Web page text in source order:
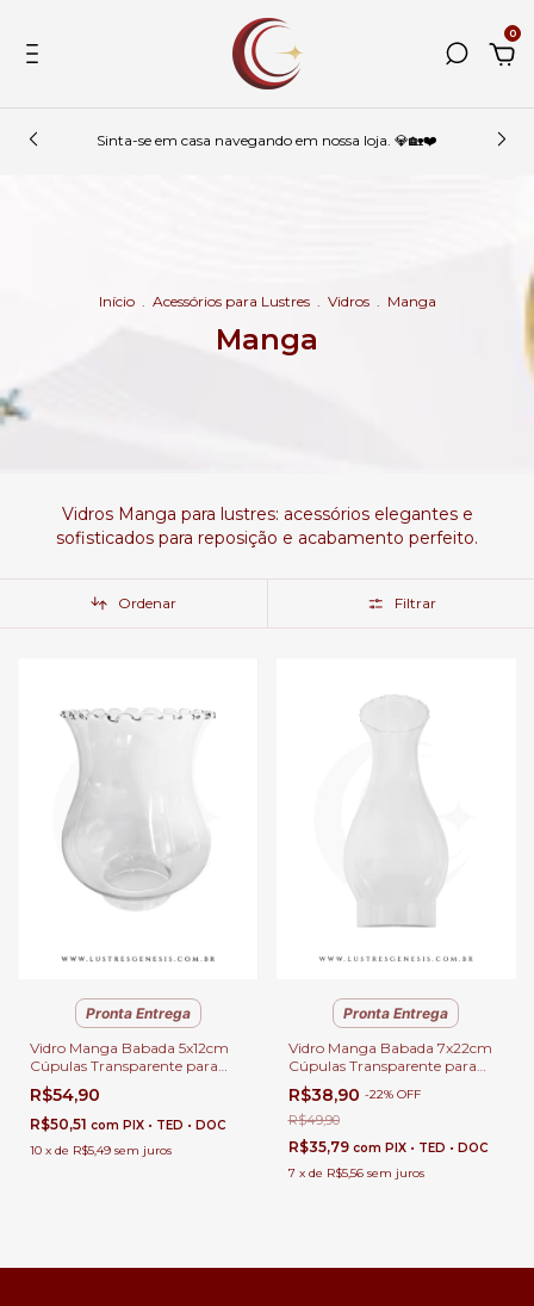
0
Sinta-se em casa navegando em nossa loja. 💎🏡❤️
Início . Acessórios para Lustres . Vidros . Manga
Manga
Vidros Manga para lustres: acessórios elegantes e
sofisticados para reposição e acabamento perfeito.
Ordenar Filtrar
Pronta Entrega
Vidro Manga Babada 5x12cm
Cúpulas Transparente para
Lustres e Luminárias Rústicas e
Antigas
R$54,90
R$50,51 com PIX • TED • DOC
10 x de R$5,49 sem juros
Pronta Entrega
Vidro Manga Babada 7x22cm
Cúpulas Transparente para
Lustres e Luminárias Rústicas e
Antigas
R$38,90 -22% OFF
R$49,90
R$35,79 com PIX • TED • DOC
7 x de R$5,56 sem juros